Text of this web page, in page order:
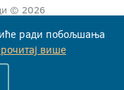
© 2026
ради побољшања
више